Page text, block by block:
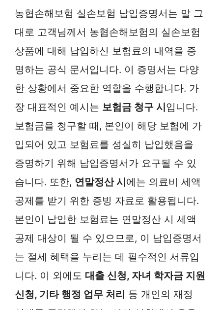
농협손해보험 실손보험 납입증명서는 말 그
대로 고객님께서 농협손해보험의 실손보험
상품에 대해 납입하신 보험료의 내역을 증
명하는 공식 문서입니다. 이 증명서는 다양
한 상황에서 중요한 역할을 수행합니다. 가
장 대표적인 예시는 보험금 청구 시입니다.
보험금을 청구할 때, 본인이 해당 보험에 가
입되어 있고 보험료를 성실히 납입했음을
증명하기 위해 납입증명서가 요구될 수 있
습니다. 또한, 연말정산 시에는 의료비 세액
공제를 받기 위한 증빙 자료로 활용됩니다.
본인이 납입한 보험료는 연말정산 시 세액
공제 대상이 될 수 있으므로, 이 납입증명서
는 절세 혜택을 누리는 데 필수적인 서류입
니다. 이 외에도 대출 신청, 자녀 학자금 지원
신청, 기타 행정 업무 처리 등 개인의 재정